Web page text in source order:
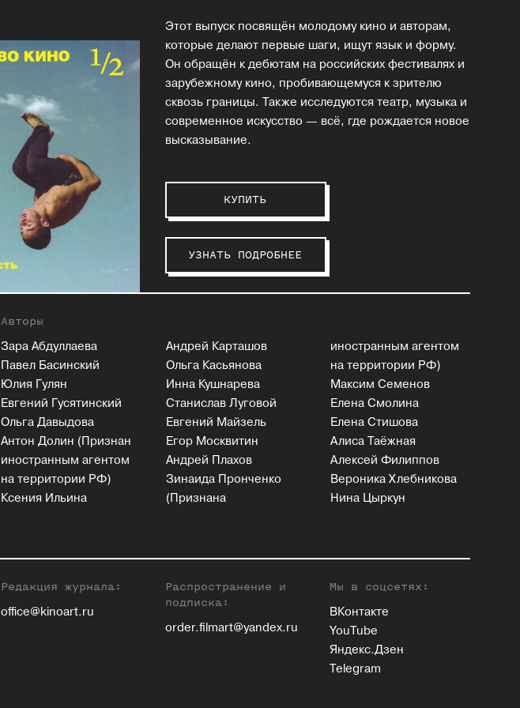
Этот выпуск посвящён молодому кино и авторам,
которые делают первые шаги, ищут язык и форму.
Он обращён к дебютам на российских фестивалях и
зарубежному кино, пробивающемуся к зрителю
сквозь границы. Также исследуются театр, музыка и
современное искусство — всё, где рождается новое
высказывание.
КУПИТЬ
УЗНАТЬ ПОДРОБНЕЕ
Авторы
Зара Абдуллаева
Павел Басинский
Юлия Гулян
Евгений Гусятинский
Ольга Давыдова
Антон Долин (Признан
иностранным агентом
на территории РФ)
Ксения Ильина
Андрей Карташов
Ольга Касьянова
Инна Кушнарева
Станислав Луговой
Евгений Майзель
Егор Москвитин
Андрей Плахов
Зинаида Пронченко
(Признана
иностранным агентом
на территории РФ)
Максим Семенов
Елена Смолина
Елена Стишова
Алиса Таёжная
Алексей Филиппов
Вероника Хлебникова
Нина Цыркун
Редакция журнала:
office@kinoart.ru
Распространение и
подписка:
order.filmart@yandex.ru
Мы в соцсетях:
ВКонтакте
YouTube
Яндекс.Дзен
Telegram